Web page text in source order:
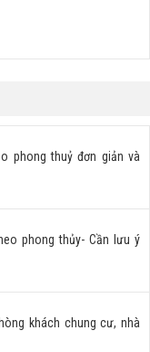
phong thuỷ đơn giản và
phong thủy- Cần lưu ý
khách chung cư, nhà